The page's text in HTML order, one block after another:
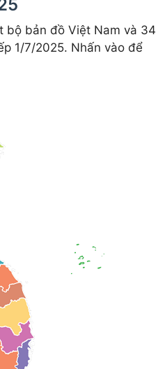
bộ bản đồ Việt Nam và 34
1/7/2025. Nhấn vào để